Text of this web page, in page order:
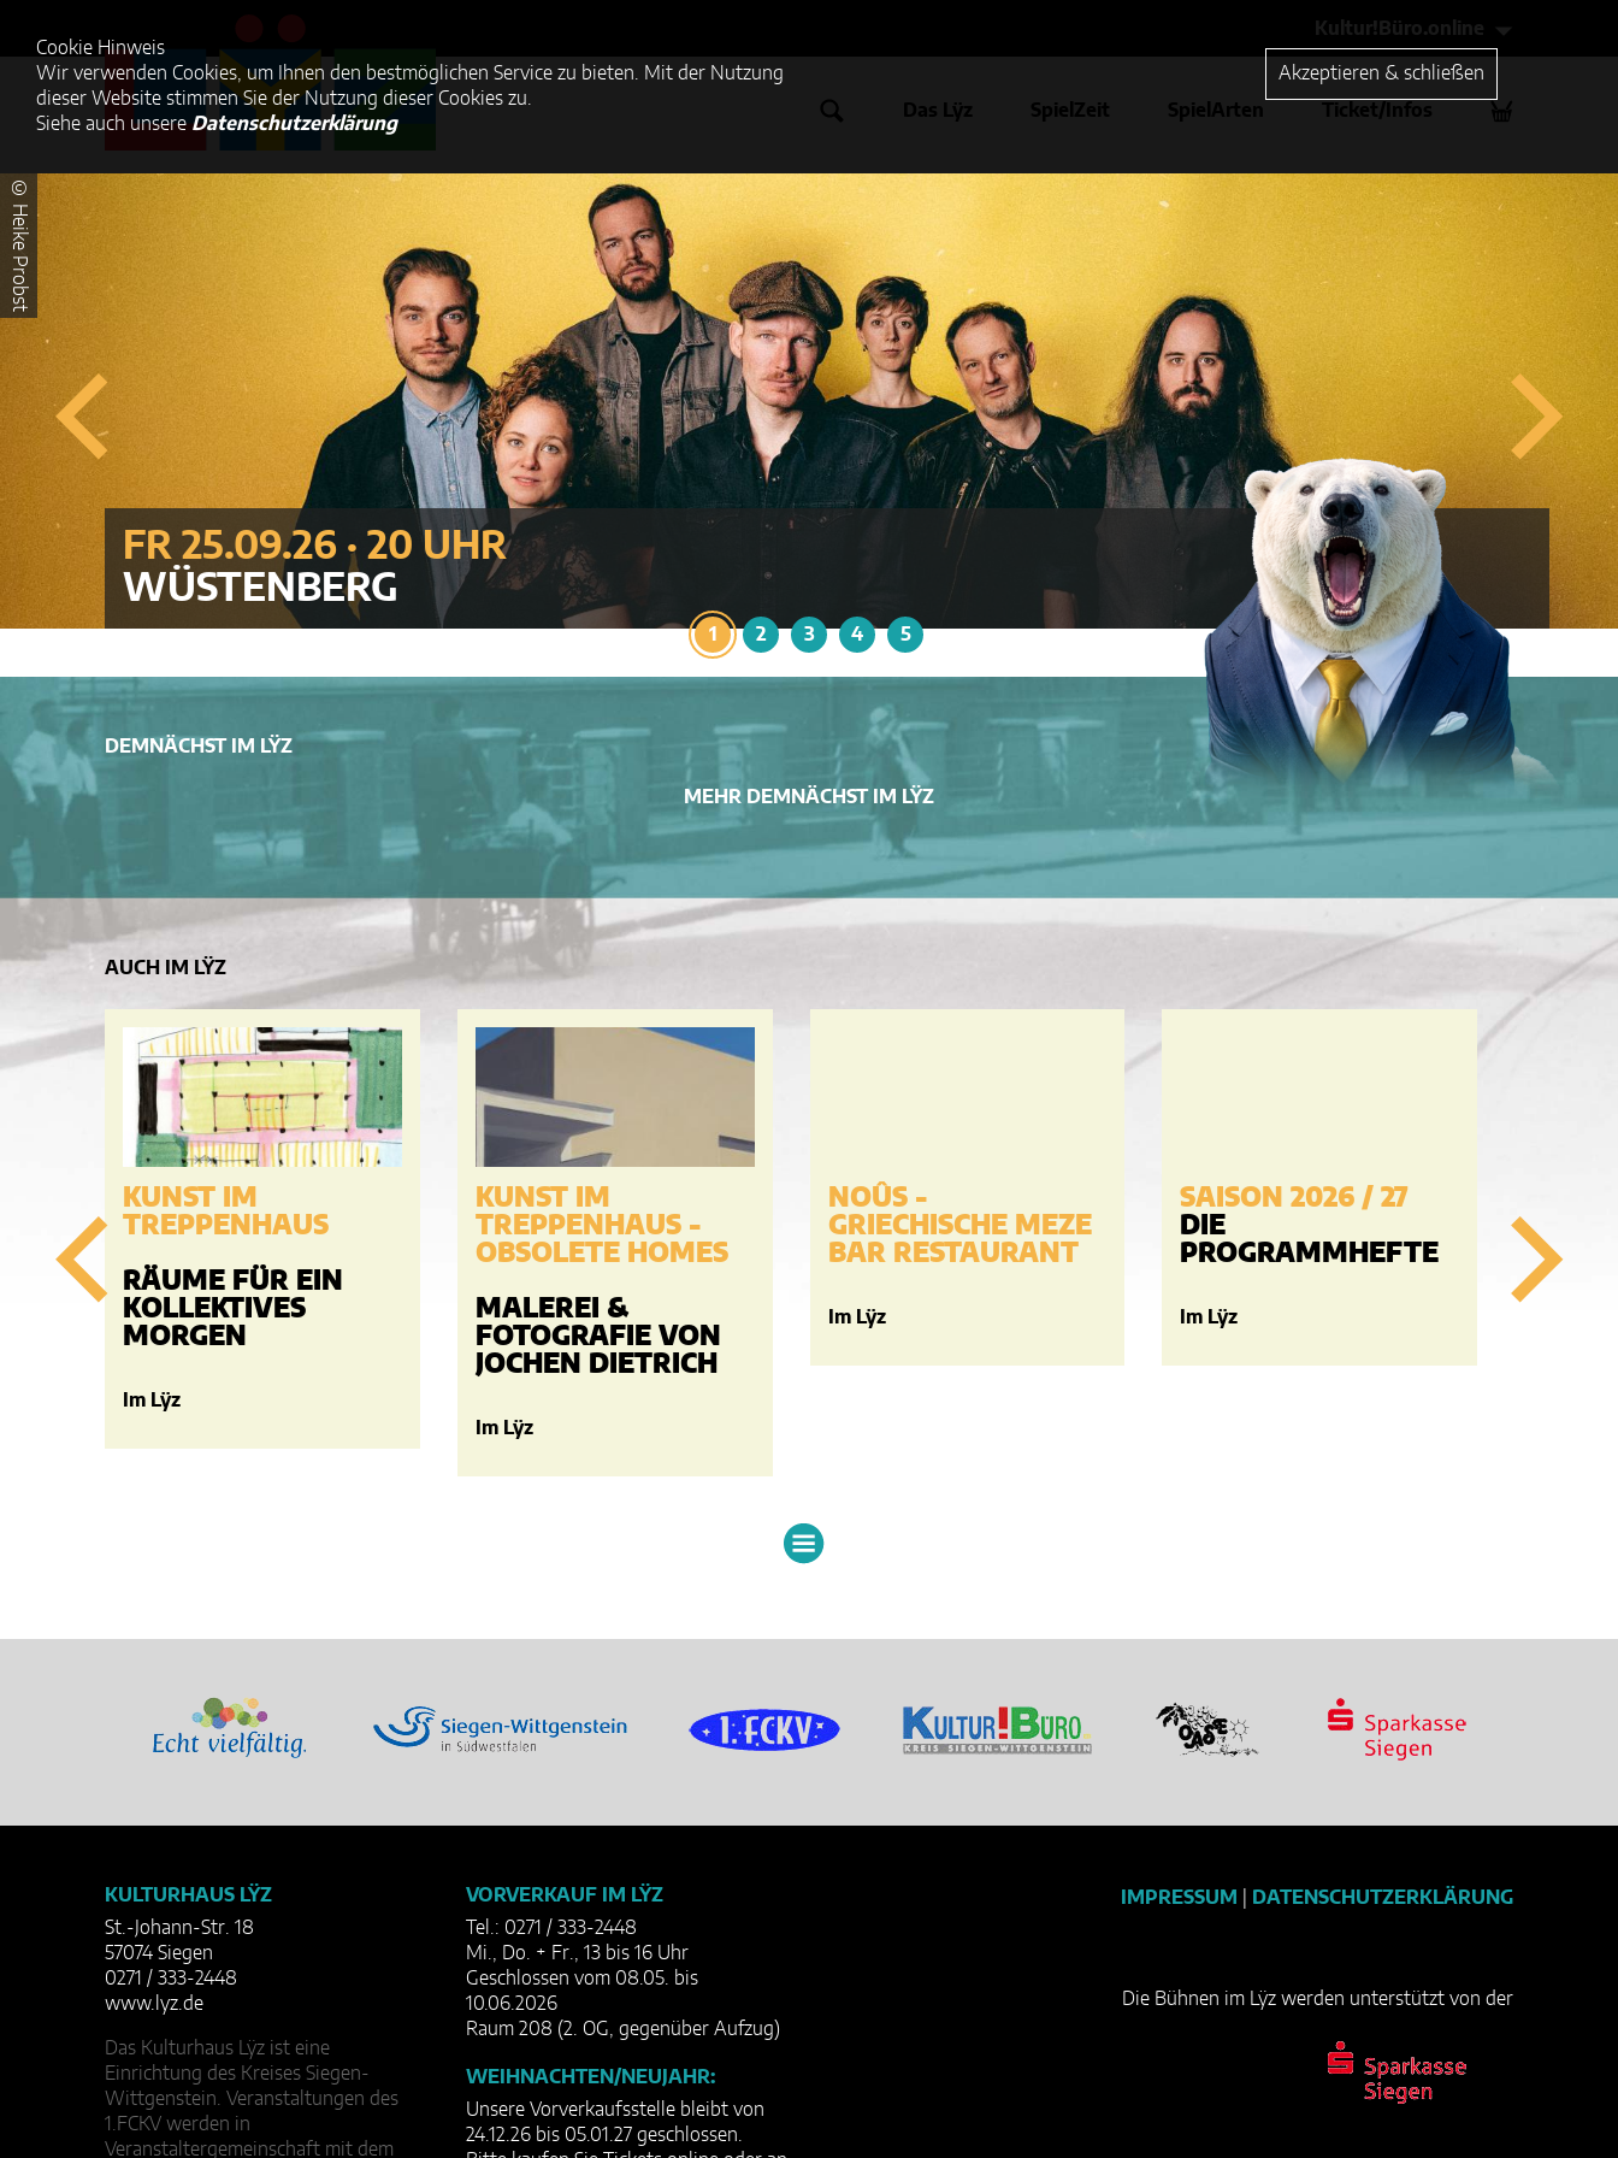
Cookie Hinweis
Wir verwenden Cookies, um Ihnen den bestmöglichen Service zu bieten. Mit der Nutzung
dieser Website stimmen Sie der Nutzung dieser Cookies zu.
Siehe auch unsere Datenschutzerklärung
Akzeptieren & schließen
Kultur!Büro.online
Das Lÿz SpielZeit SpielArten Ticket/Infos
FR 25.09.26 · 20 UHR
WÜSTENBERG
© Heike Probst
1 2 3 4 5
DEMNÄCHST IM LŸZ
MEHR DEMNÄCHST IM LŸZ
AUCH IM LŸZ
KUNST IM
TREPPENHAUS
RÄUME FÜR EIN
KOLLEKTIVES
MORGEN
Im Lÿz
KUNST IM
TREPPENHAUS -
OBSOLETE HOMES
MALEREI &
FOTOGRAFIE VON
JOCHEN DIETRICH
Im Lÿz
NOÛS -
GRIECHISCHE MEZE
BAR RESTAURANT
Im Lÿz
SAISON 2026 / 27
DIE
PROGRAMMHEFTE
Im Lÿz
KULTURHAUS LŸZ
St.-Johann-Str. 18
57074 Siegen
0271 / 333-2448
www.lyz.de
Das Kulturhaus Lÿz ist eine
Einrichtung des Kreises Siegen-
Wittgenstein. Veranstaltungen des
1.FCKV werden in
Veranstaltergemeinschaft mit dem
VORVERKAUF IM LŸZ
Tel.: 0271 / 333-2448
Mi., Do. + Fr., 13 bis 16 Uhr
Geschlossen vom 08.05. bis
10.06.2026
Raum 208 (2. OG, gegenüber Aufzug)
WEIHNACHTEN/NEUJAHR:
Unsere Vorverkaufsstelle bleibt von
24.12.26 bis 05.01.27 geschlossen.
IMPRESSUM DATENSCHUTZERKLÄRUNG
Die Bühnen im Lÿz werden unterstützt von der